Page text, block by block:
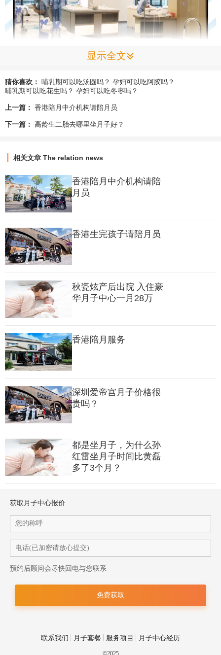
显示全文
可，出宫后最舍不得的都是我们的护士小姐姐。这群年轻有朝气的爱
1护士小姐姐的日常工作
作为宫内最忙碌的一群人，护士的日常工作包括：
因为护士小姐姐是宝宝入宫后和宝宝接触时间最长的人，她们需要负
工作80%都是和小宝宝有关的。
1
宝宝日常护理如五官护理、臀部护理、宝宝换纸尿裤等
宝宝科学规律作息调整
宝宝入住和出宫评估
宝宝动态健康成长监测、护理、指导与评估
猜你喜欢： 哺乳期可以吃汤圆吗？ 孕妇可以吃阿胶吗？
哺乳期可以吃花生吗？ 孕妇可以吃冬枣吗？
上一篇： 香港陪月中介机构请陪月员
下一篇： 高龄生二胎去哪里坐月子好？
相关文章 The relation news
香港陪月中介机构请陪
月员
​香港生完孩子请陪月员
秋瓷炫产后出院 入住豪
华月子中心一月28万
香港陪月服务
深圳爱帝宫月子价格很
贵吗？
都是坐月子，为什么孙
红雷坐月子时间比黄磊
多了3个月？
获取月子中心报价
预约后顾问会尽快回电与您联系
联系我们 月子套餐 服务项目 月子中心经历
©2025